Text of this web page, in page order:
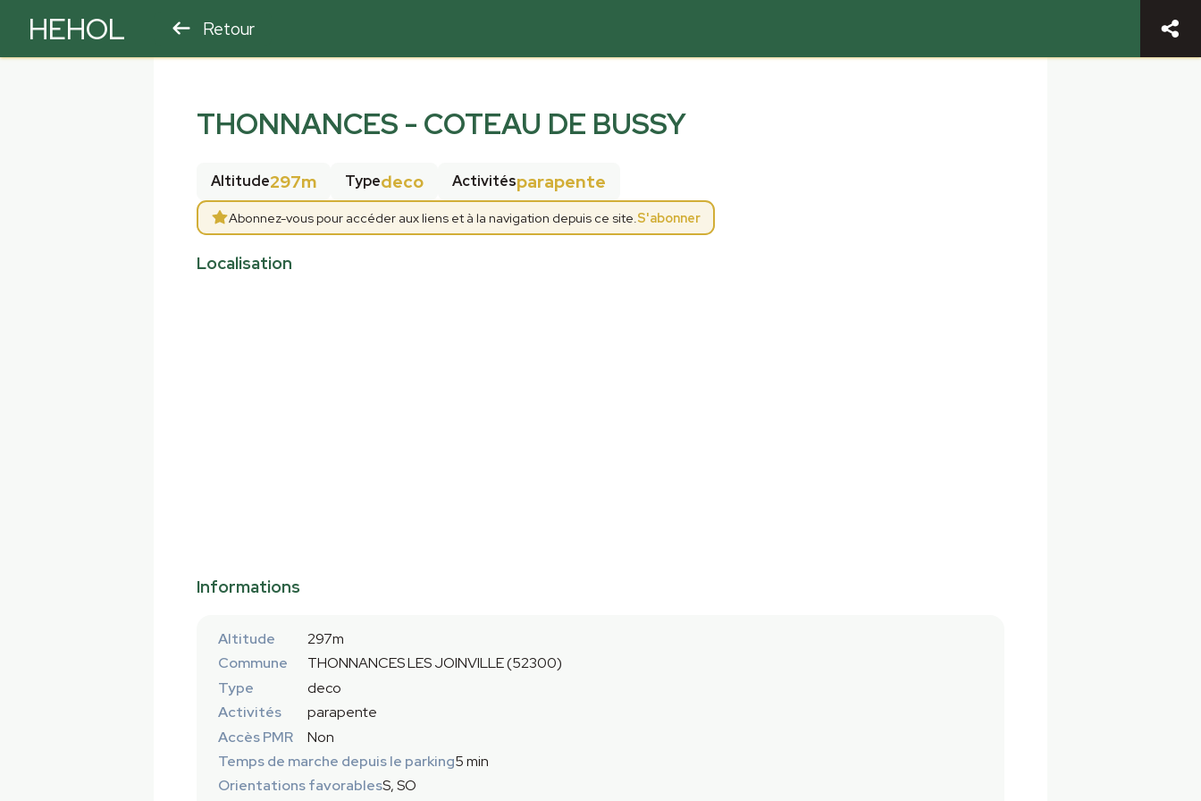
HEHOL Retour
THONNANCES - COTEAU DE BUSSY
Altitude297m Typedeco Activitésparapente
Abonnez-vous pour accéder aux liens et à la navigation depuis ce site.S'abonner
Localisation
Informations
Altitude
297m
Commune
THONNANCES LES JOINVILLE (52300)
Type
deco
Activités
parapente
Accès PMR
Non
Temps de marche depuis le parking5 min
Orientations favorablesS, SO